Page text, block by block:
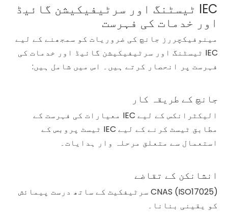
IEC ٹیسٹنگ اور سرٹیفیکیشن گائیڈ
اور خدمات کی فہرست
مینوفیکچررز جانچ کی ضروریات کو سمجھنے کے لیے
IEC ٹیسٹنگ اور سرٹیفیکیشن گائیڈ اور خدمات کی
فہرست پر انحصار کرتے ہیں۔ اس میں شامل ہیں:
جانچ کے طریقہ کار
الیکٹرانکس کے لیے IEC معیارات کی فہرست کے
مطابق ٹیسٹ کرنے کے لیے IEC ٹیسٹ پروبس کے
استعمال سے متعلق مرحلہ وار ہدایات۔
انشانکن کے تقاضے
CNAS (ISO17025) سرٹیفکیٹ کے ساتھ درست پیمائش
کو یقینی بنانا۔